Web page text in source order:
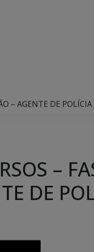
– AGENTE DE
–
DE